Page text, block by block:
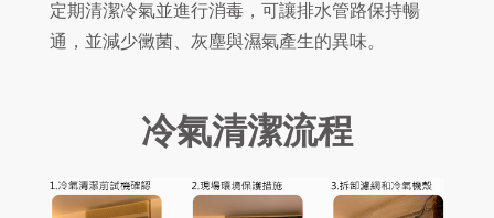
定期清潔冷氣並進行消毒，可讓排水管路保持暢
通，並減少黴菌、灰塵與濕氣產生的異味。
冷氣清潔流程